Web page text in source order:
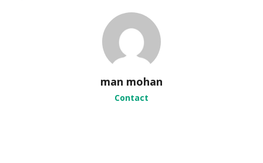
man mohan
Contact